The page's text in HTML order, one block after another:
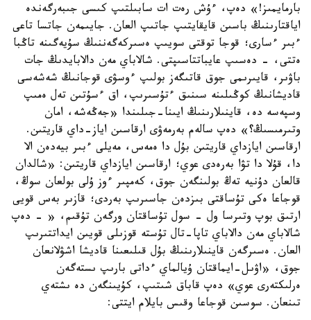
بارمايمىز!» دەپ، ءۇش رەت ات سابىلتىپ كىسى جىبەرگەندە
اياقتارىنىڭ باسىن قايقايتىپ جاتىپ العان. جايىمەن جاتسا تاعى
ءبىر ءسارى؛ قوجا توقتى سويىپ ەسىركەگەننىڭ سۇيەگىنە تاڭبا
ەتتى، - دەسىپ عايباتتاسىپتى. شالاباي مەن دالابايدىڭ جات
باۋىر، قايىرىمى جوق قاتىگەز بولىپ ءوسۋى قوجانىڭ شەشەسى
قاديشانىڭ كوڭىلىنە سىنىق ءتۇسىرىپ، اق ءسۇتىن تەل ەمىپ
وسپەسە دە، قاينىلارىنىڭ ايىنا-جىلىندا «جەڭەشە، امان
وتىرمىسىڭ؟» دەپ سالەم بەرمەۋى ارقاسىن اياز-داي قاريتىن.
ارقاسىن ايازداي قاريتىن بۇل دا ەمەس، مەيلى ءبىر بيەدەن الا
دا، قۇلا دا تۋا بەرەدى عوي؛ ارقاسىن ايازداي قاريتىن: «شالدان
قالعان دۇنيە تەڭ بولىنگەن جوق، كەمپىر ءوز ۇلى بولعان سوڭ،
قوجاعا ەكى تۇساقتى بىزدەن جاسىرىپ بەردى؛ قازىر بەس قويى
ارتىق بوپ وتىرسا ول - سول تۇساقتان ورگەن تۇقىم، « - دەپ
شالاباي مەن دالاباي تاپا-تال تۇستە قوزىلى قويىن ايداتتىرىپ
العان. ەسىرگەن قاينىلارىنىڭ بۇل قىلىعىنا قاديشا اشۋلانعان
جوق، «اۋىل-ايماقتان ۇيالماي ءداتى بارىپ ىستەگەن
ەرلىكتەرى عوي» دەپ قاباق شىتىپ، كۇيىنگەن دە ىشتەي
تىنعان. سوسىن قوجاعا وقىس بايلام ايتتى: